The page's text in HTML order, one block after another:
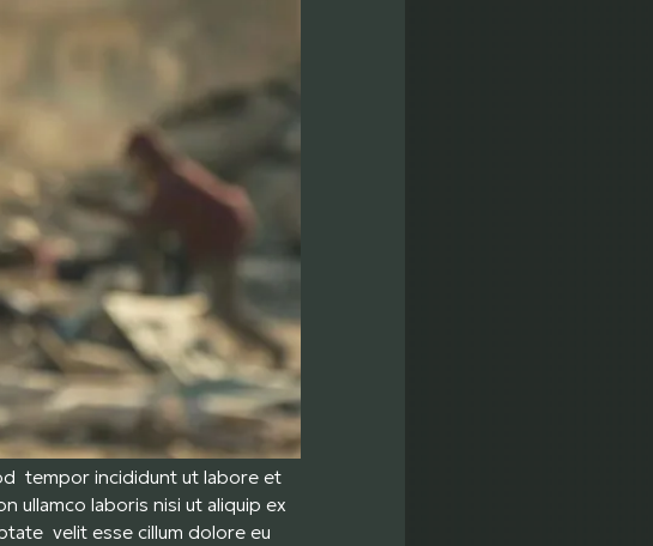
tempor incididunt ut labore et
ullamco laboris nisi ut aliquip ex
velit esse cillum dolore eu